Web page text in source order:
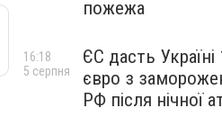
пожежа
ЄС дасть
євро з
РФ після нічної
16:18
5 серпня